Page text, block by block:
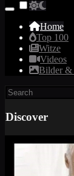
Home
Top 100
Witze
Videos
Bilder &
Discover